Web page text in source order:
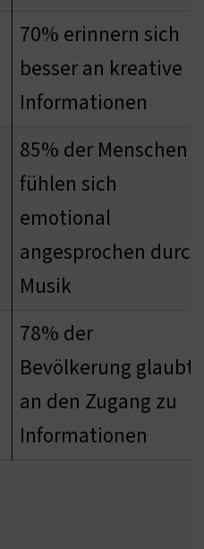
70% erinnern sich
besser an kreative
Informationen
85% der Menschen
fühlen sich
emotional
angesprochen durch
Musik
78% der
Bevölkerung glaubt
an den Zugang zu
Informationen